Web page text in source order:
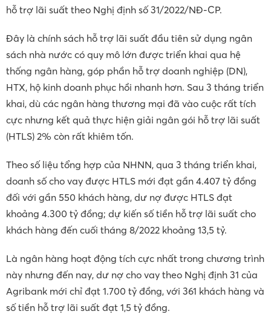
hỗ trợ lãi suất theo Nghị định số 31/2022/NĐ-CP.
Đây là chính sách hỗ trợ lãi suất đầu tiên sử dụng ngân
sách nhà nước có quy mô lớn được triển khai qua hệ
thống ngân hàng, góp phần hỗ trợ doanh nghiệp (DN),
HTX, hộ kinh doanh phục hồi nhanh hơn. Sau 3 tháng triển
khai, dù các ngân hàng thương mại đã vào cuộc rất tích
cực nhưng kết quả thực hiện giải ngân gói hỗ trợ lãi suất
(HTLS) 2% còn rất khiêm tốn.
Theo số liệu tổng hợp của NHNN, qua 3 tháng triển khai,
doanh số cho vay được HTLS mới đạt gần 4.407 tỷ đồng
đối với gần 550 khách hàng, dư nợ được HTLS đạt
khoảng 4.300 tỷ đồng; dự kiến số tiền hỗ trợ lãi suất cho
khách hàng đến cuối tháng 8/2022 khoảng 13,5 tỷ.
Là ngân hàng hoạt động tích cực nhất trong chương trình
này nhưng đến nay, dư nợ cho vay theo Nghị định 31 của
Agribank mới chỉ đạt 1.700 tỷ đồng, với 361 khách hàng và
số tiền hỗ trợ lãi suất đạt 1,5 tỷ đồng.